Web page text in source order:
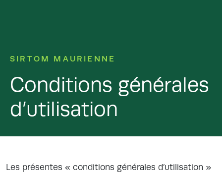
SIRTOM MAURIENNE
Conditions générales
d’utilisation
Les présentes « conditions générales d’utilisation »